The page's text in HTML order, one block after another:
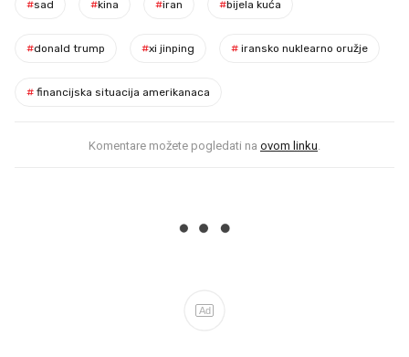
#sad #kina #iran #bijela kuća
#donald trump #xi jinping # iransko nuklearno oružje
# financijska situacija amerikanaca
Komentare možete pogledati na ovom linku.
Ad